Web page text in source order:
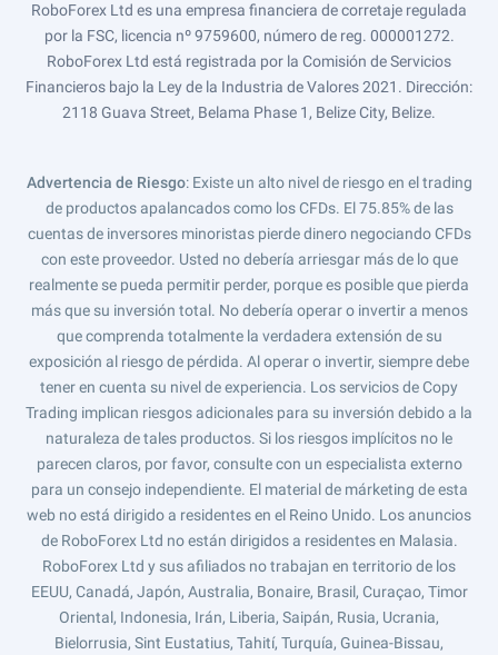
RoboForex Ltd es una empresa financiera de corretaje regulada
por la FSC, licencia nº 9759600, número de reg. 000001272.
RoboForex Ltd está registrada por la Comisión de Servicios
Financieros bajo la Ley de la Industria de Valores 2021. Dirección:
2118 Guava Street, Belama Phase 1, Belize City, Belize.
Advertencia de Riesgo: Existe un alto nivel de riesgo en el trading
de productos apalancados como los CFDs. El 75.85% de las
cuentas de inversores minoristas pierde dinero negociando CFDs
con este proveedor. Usted no debería arriesgar más de lo que
realmente se pueda permitir perder, porque es posible que pierda
más que su inversión total. No debería operar o invertir a menos
que comprenda totalmente la verdadera extensión de su
exposición al riesgo de pérdida. Al operar o invertir, siempre debe
tener en cuenta su nivel de experiencia. Los servicios de Copy
Trading implican riesgos adicionales para su inversión debido a la
naturaleza de tales productos. Si los riesgos implícitos no le
parecen claros, por favor, consulte con un especialista externo
para un consejo independiente. El material de márketing de esta
web no está dirigido a residentes en el Reino Unido. Los anuncios
de RoboForex Ltd no están dirigidos a residentes en Malasia.
RoboForex Ltd y sus afiliados no trabajan en territorio de los
EEUU, Canadá, Japón, Australia, Bonaire, Brasil, Curaçao, Timor
Oriental, Indonesia, Irán, Liberia, Saipán, Rusia, Ucrania,
Bielorrusia, Sint Eustatius, Tahití, Turquía, Guinea-Bissau,